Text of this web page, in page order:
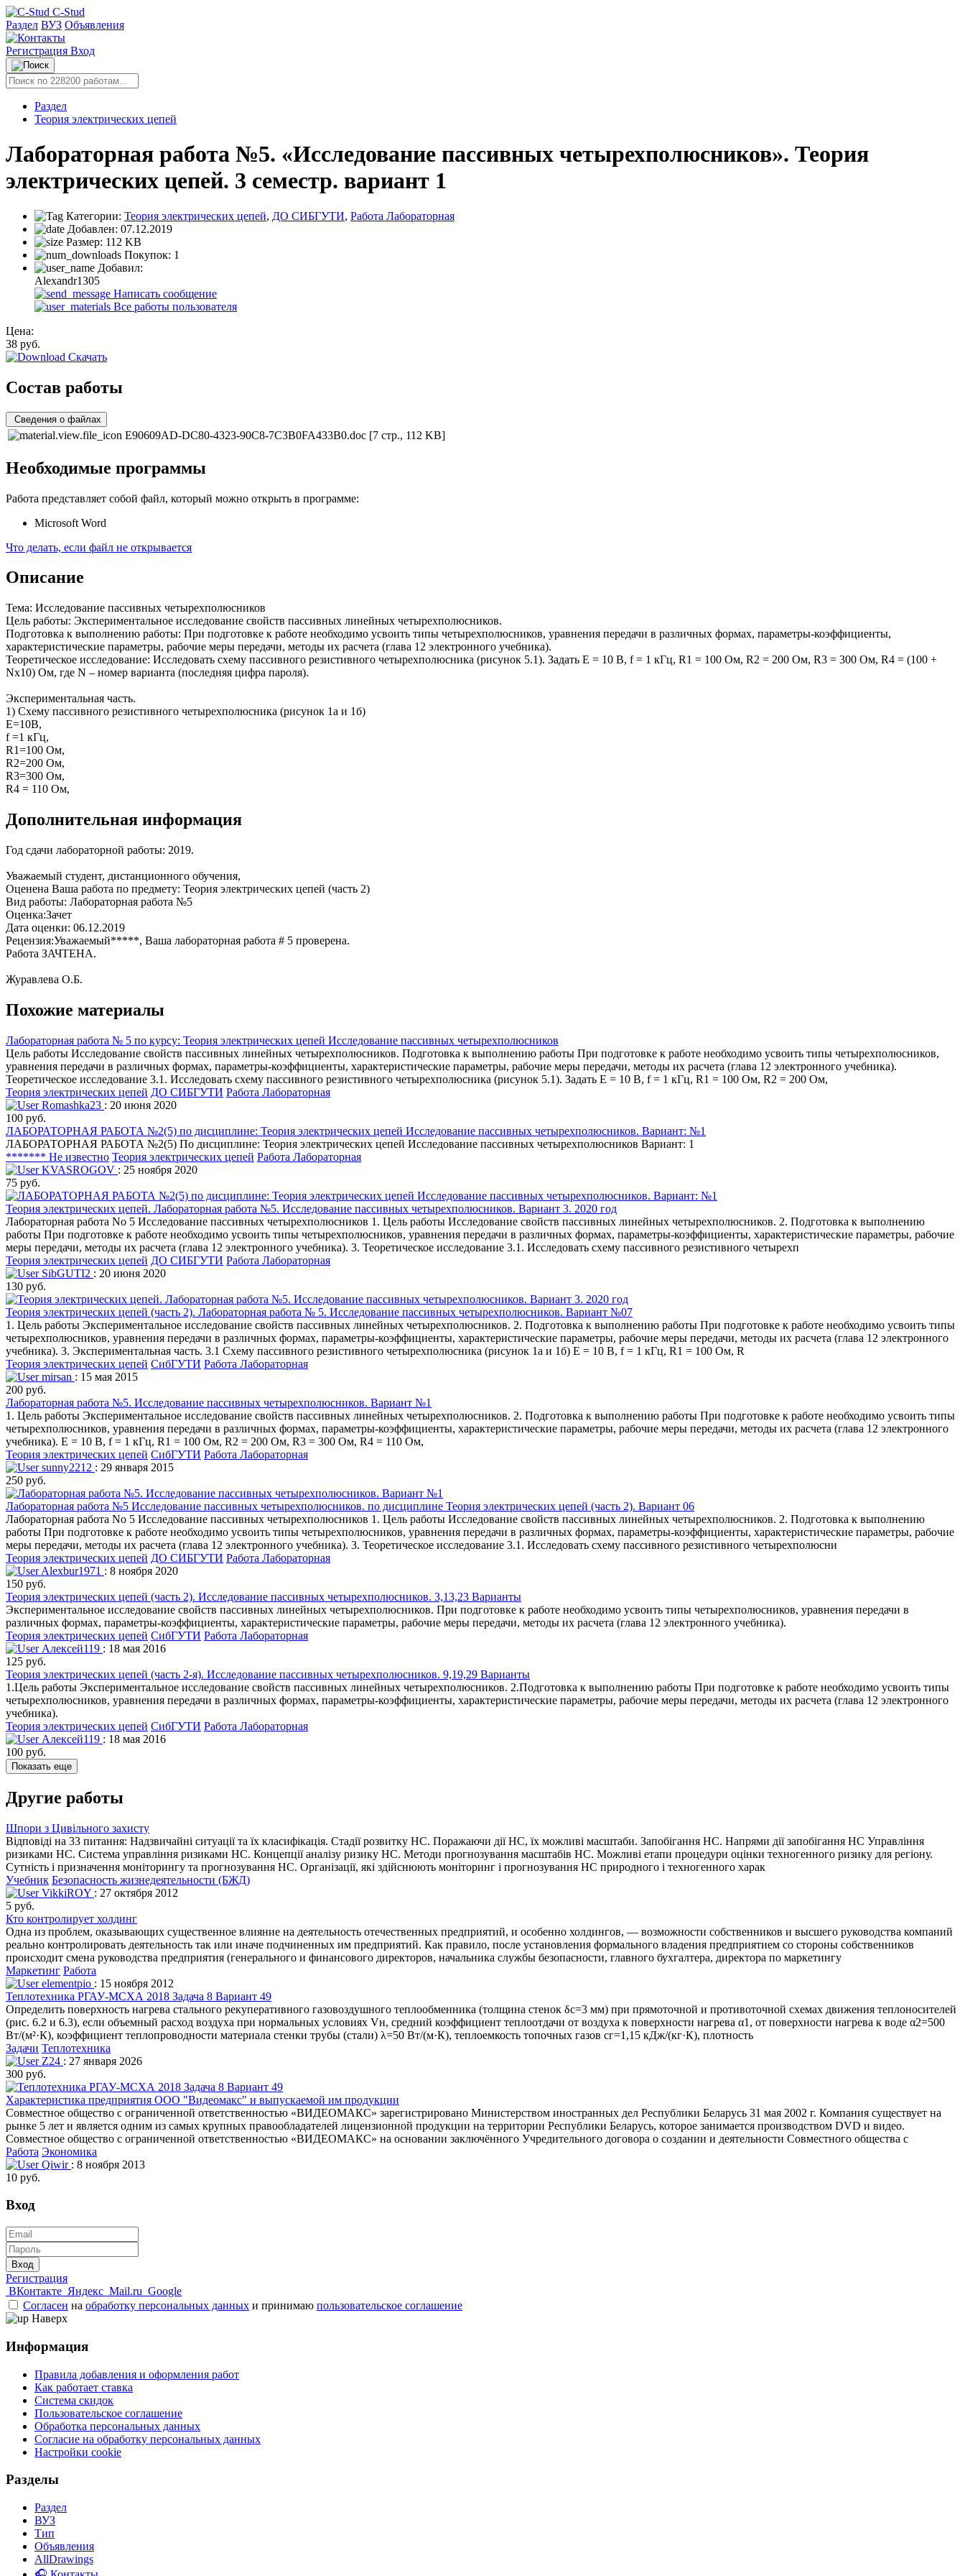
C-Stud
Раздел ВУЗ Объявления
Регистрация Вход
Раздел
Теория электрических цепей
Лабораторная работа №5. «Исследование пассивных четырехполюсников». Теория
электрических цепей. 3 семестр. вариант 1
Категории: Теория электрических цепей, ДО СИБГУТИ, Работа Лабораторная
Добавлен: 07.12.2019
Размер: 112 KB
Покупок: 1
Добавил:
Alexandr1305
Написать сообщение
Все работы пользователя
Цена:
38 руб.
Скачать
Состав работы
Сведения о файлах
E90609AD-DC80-4323-90C8-7C3B0FA433B0.doc [7 стр., 112 KB]
Необходимые программы
Работа представляет собой файл, который можно открыть в программе:
Microsoft Word
Что делать, если файл не открывается
Описание
Тема: Исследование пассивных четырехполюсников
Цель работы: Экспериментальное исследование свойств пассивных линейных четырехполюсников.
Подготовка к выполнению работы: При подготовке к работе необходимо усвоить типы четырехполюсников, уравнения передачи в различных формах, параметры-коэффициенты,
характеристические параметры, рабочие меры передачи, методы их расчета (глава 12 электронного учебника).
Теоретическое исследование: Исследовать схему пассивного резистивного четырехполюсника (рисунок 5.1). Задать Е = 10 В, f = 1 кГц, R1 = 100 Ом, R2 = 200 Ом, R3 = 300 Ом, R4 = (100 +
Nx10) Ом, где N – номер варианта (последняя цифра пароля).
Экспериментальная часть.
1) Схему пассивного резистивного четырехполюсника (рисунок 1а и 1б)
Е=10В,
f =1 кГц,
R1=100 Ом,
R2=200 Ом,
R3=300 Ом,
R4 = 110 Ом,
Дополнительная информация
Год сдачи лабораторной работы: 2019.
Уважаемый студент, дистанционного обучения,
Оценена Ваша работа по предмету: Теория электрических цепей (часть 2)
Вид работы: Лабораторная работа №5
Оценка:Зачет
Дата оценки: 06.12.2019
Рецензия:Уважаемый*****, Ваша лабораторная работа # 5 проверена.
Работа ЗАЧТЕНА.
Журавлева О.Б.
Похожие материалы
Лабораторная работа № 5 по курсу: Теория электрических цепей Исследование пассивных четырехполюсников
Цель работы Исследование свойств пассивных линейных четырехполюсников. Подготовка к выполнению работы При подготовке к работе необходимо усвоить типы четырехполюсников,
уравнения передачи в различных формах, параметры-коэффициенты, характеристические параметры, рабочие меры передачи, методы их расчета (глава 12 электронного учебника).
Теоретическое исследование 3.1. Исследовать схему пассивного резистивного четырехполюсника (рисунок 5.1). Задать Е = 10 В, f = 1 кГц, R1 = 100 Ом, R2 = 200 Ом,
Теория электрических цепей ДО СИБГУТИ Работа Лабораторная
Romashka23 : 20 июня 2020
100 руб.
ЛАБОРАТОРНАЯ РАБОТА №2(5) по дисциплине: Теория электрических цепей Исследование пассивных четырехполюсников. Вариант: №1
ЛАБОРАТОРНАЯ РАБОТА №2(5) По дисциплине: Теория электрических цепей Исследование пассивных четырехполюсников Вариант: 1
******* Не известно Теория электрических цепей Работа Лабораторная
KVASROGOV : 25 ноября 2020
75 руб.
Теория электрических цепей. Лабораторная работа №5. Исследование пассивных четырехполюсников. Вариант 3. 2020 год
Лабораторная работа No 5 Исследование пассивных четырехполюсников 1. Цель работы Исследование свойств пассивных линейных четырехполюсников. 2. Подготовка к выполнению
работы При подготовке к работе необходимо усвоить типы четырехполюсников, уравнения передачи в различных формах, параметры-коэффициенты, характеристические параметры, рабочие
меры передачи, методы их расчета (глава 12 электронного учебника). 3. Теоретическое исследование 3.1. Исследовать схему пассивного резистивного четырехп
Теория электрических цепей ДО СИБГУТИ Работа Лабораторная
SibGUTI2 : 20 июня 2020
130 руб.
Теория электрических цепей (часть 2). Лабораторная работа № 5. Исследование пассивных четырехполюсников. Вариант №07
1. Цель работы Экспериментальное исследование свойств пассивных линейных четырехполюсников. 2. Подготовка к выполнению работы При подготовке к работе необходимо усвоить типы
четырехполюсников, уравнения передачи в различных формах, параметры-коэффициенты, характеристические параметры, рабочие меры передачи, методы их расчета (глава 12 электронного
учебника). 3. Экспериментальная часть. 3.1 Схему пассивного резистивного четырехполюсника (рисунок 1а и 1б) Е = 10 В, f = 1 кГц, R1 = 100 Ом, R
Теория электрических цепей СибГУТИ Работа Лабораторная
mirsan : 15 мая 2015
200 руб.
Лабораторная работа №5. Исследование пассивных четырехполюсников. Вариант №1
1. Цель работы Экспериментальное исследование свойств пассивных линейных четырехполюсников. 2. Подготовка к выполнению работы При подготовке к работе необходимо усвоить типы
четырехполюсников, уравнения передачи в различных формах, параметры-коэффициенты, характеристические параметры, рабочие меры передачи, методы их расчета (глава 12 электронного
учебника). Е = 10 В, f = 1 кГц, R1 = 100 Ом, R2 = 200 Ом, R3 = 300 Ом, R4 = 110 Ом,
Теория электрических цепей СибГУТИ Работа Лабораторная
sunny2212 : 29 января 2015
250 руб.
Лабораторная работа №5 Исследование пассивных четырехполюсников. по дисциплине Теория электрических цепей (часть 2). Вариант 06
Лабораторная работа No 5 Исследование пассивных четырехполюсников 1. Цель работы Исследование свойств пассивных линейных четырехполюсников. 2. Подготовка к выполнению
работы При подготовке к работе необходимо усвоить типы четырехполюсников, уравнения передачи в различных формах, параметры-коэффициенты, характеристические параметры, рабочие
меры передачи, методы их расчета (глава 12 электронного учебника). 3. Теоретическое исследование 3.1. Исследовать схему пассивного резистивного четырехполюсни
Теория электрических цепей ДО СИБГУТИ Работа Лабораторная
Alexbur1971 : 8 ноября 2020
150 руб.
Теория электрических цепей (часть 2). Исследование пассивных четырехполюсников. 3,13,23 Варианты
Экспериментальное исследование свойств пассивных линейных четырехполюсников. При подготовке к работе необходимо усвоить типы четырехполюсников, уравнения передачи в
различных формах, параметры-коэффициенты, характеристические параметры, рабочие меры передачи, методы их расчета (глава 12 электронного учебника).
Теория электрических цепей СибГУТИ Работа Лабораторная
Алексей119 : 18 мая 2016
125 руб.
Теория электрических цепей (часть 2-я). Исследование пассивных четырехполюсников. 9,19,29 Варианты
1.Цель работы Экспериментальное исследование свойств пассивных линейных четырехполюсников. 2.Подготовка к выполнению работы При подготовке к работе необходимо усвоить типы
четырехполюсников, уравнения передачи в различных формах, параметры-коэффициенты, характеристические параметры, рабочие меры передачи, методы их расчета (глава 12 электронного
учебника).
Теория электрических цепей СибГУТИ Работа Лабораторная
Алексей119 : 18 мая 2016
100 руб.
Показать еще
Другие работы
Шпори з Цивільного захисту
Відповіді на 33 питання: Надзвичайні ситуації та їх класифікація. Стадії розвитку НС. Поражаючи дії НС, їх можливі масштаби. Запобігання НС. Напрями дії запобігання НС Управління
ризиками НС. Система управління ризиками НС. Концепції аналізу ризику НС. Методи прогнозування масштабів НС. Можливі етапи процедури оцінки техногенного ризику для регіону.
Сутність і призначення моніторингу та прогнозування НС. Організації, які здійснюють моніторинг і прогнозування НС природного і техногенного харак
Учебник Безопасность жизнедеятельности (БЖД)
VikkiROY : 27 октября 2012
5 руб.
Кто контролирует холдинг
Одна из проблем, оказывающих существенное влияние на деятельность отечественных предприятий, и особенно холдингов, — возможности собственников и высшего руководства компаний
реально контролировать деятельность так или иначе подчиненных им предприятий. Как правило, после установления формального владения предприятием со стороны собственников
происходит смена руководства предприятия (генерального и финансового директоров, начальника службы безопасности, главного бухгалтера, директора по маркетингу
Маркетинг Работа
elementpio : 15 ноября 2012
Теплотехника РГАУ-МСХА 2018 Задача 8 Вариант 49
Определить поверхность нагрева стального рекуперативного газовоздушного теплообменника (толщина стенок δс=3 мм) при прямоточной и противоточной схемах движения теплоносителей
(рис. 6.2 и 6.3), если объемный расход воздуха при нормальных условиях Vн, средний коэффициент теплоотдачи от воздуха к поверхности нагрева α1, от поверхности нагрева к воде α2=500
Вт/(м²·К), коэффициент теплопроводности материала стенки трубы (стали) λ=50 Вт/(м·К), теплоемкость топочных газов сг=1,15 кДж/(кг·К), плотность
Задачи Теплотехника
Z24 : 27 января 2026
300 руб.
Характеристика предприятия ООО "Видеомакс" и выпускаемой им продукции
Совместное общество с ограниченной ответственностью «ВИДЕОМАКС» зарегистрировано Министерством иностранных дел Республики Беларусь 31 мая 2002 г. Компания существует на
рынке 5 лет и является одним из самых крупных правообладателей лицензионной продукции на территории Республики Беларусь, которое занимается производством DVD и видео.
Совместное общество с ограниченной ответственностью «ВИДЕОМАКС» на основании заключённого Учредительного договора о создании и деятельности Совместного общества с
Работа Экономика
Qiwir : 8 ноября 2013
10 руб.
Вход
Вход
Регистрация
ВКонтакте Яндекс Mail.ru Google
Согласен на обработку персональных данных и принимаю пользовательское соглашение
Наверх
Информация
Правила добавления и оформления работ
Как работает ставка
Система скидок
Пользовательское соглашение
Обработка персональных данных
Согласие на обработку персональных данных
Настройки cookie
Разделы
Раздел
ВУЗ
Тип
Объявления
AllDrawings